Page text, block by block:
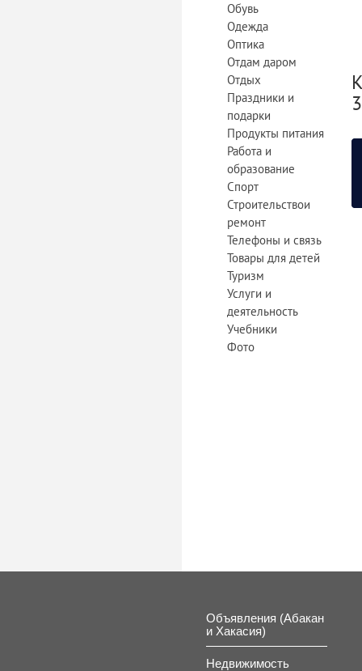
Обувь
Одежда
Оптика
Отдам даром
Отдых
Праздники и
подарки
Продукты питания
Работа и
образование
Спорт
Строительствои
ремонт
Телефоны и связь
Товары для детей
Туризм
Услуги и
деятельность
Учебники
Фото
Объявления (Абакан
и Хакасия)
Недвижимость